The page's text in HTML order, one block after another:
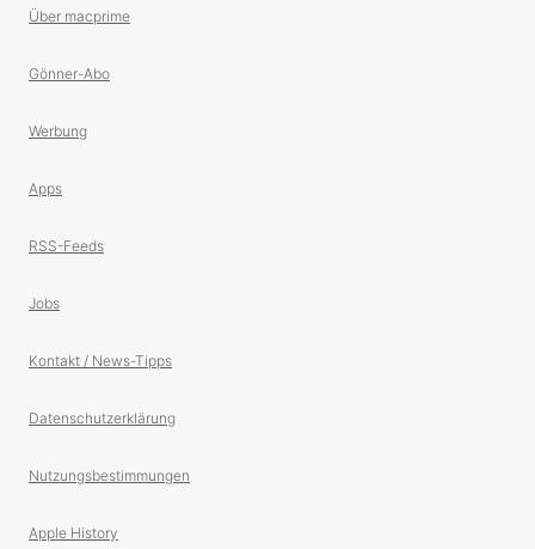
Über macprime
Gönner-Abo
Werbung
Apps
RSS-Feeds
Jobs
Kontakt / News-Tipps
Datenschutzerklärung
Nutzungsbestimmungen
Apple History